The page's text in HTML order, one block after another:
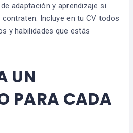
adaptación y aprendizaje si
Incluye en tu CV todos
y habilidades que estás
UN
PARA CADA